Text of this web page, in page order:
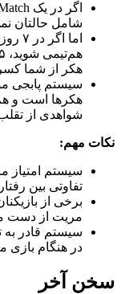
شامل حالتان
اما
هکر از شما
سیستم پابجی
هکرها است و
شواهدی از
نکات مهم:
سیستم امتیاز
تفاوتی بین
برخی از
مریت از دست
سیستم قادر
در هنگام بازی
سخن آخر